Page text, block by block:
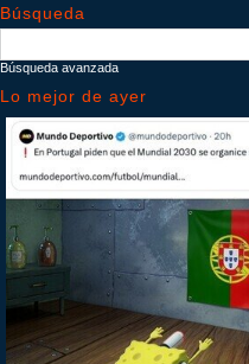
Búsqueda
Búsqueda avanzada
Lo mejor de ayer